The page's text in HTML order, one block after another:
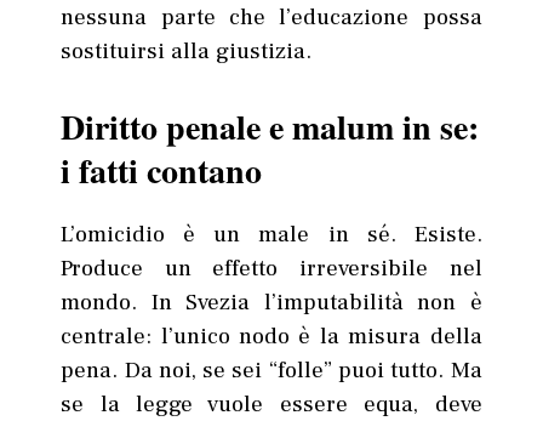
nessuna parte che l’educazione possa
sostituirsi alla giustizia.
Diritto penale e malum in se:
i fatti contano
L’omicidio è un male in sé. Esiste.
Produce un effetto irreversibile nel
mondo. In Svezia l’imputabilità non è
centrale: l’unico nodo è la misura della
pena. Da noi, se sei “folle” puoi tutto. Ma
se la legge vuole essere equa, deve